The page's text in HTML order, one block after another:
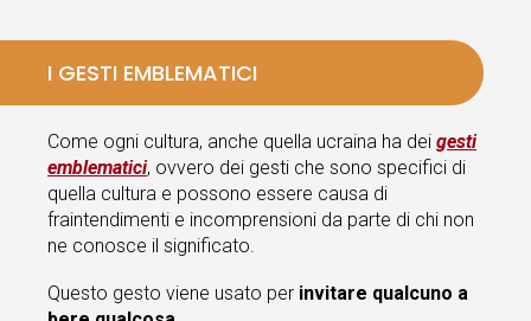
I GESTI EMBLEMATICI
Come ogni cultura, anche quella ucraina ha dei gesti
emblematici, ovvero dei gesti che sono specifici di
quella cultura e possono essere causa di
fraintendimenti e incomprensioni da parte di chi non
ne conosce il significato.
Questo gesto viene usato per invitare qualcuno a